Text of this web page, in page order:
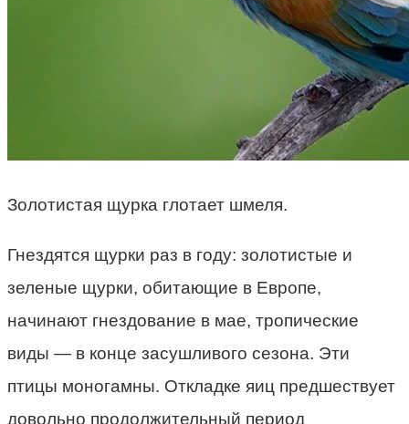
Золотистая щурка глотает шмеля.
Гнездятся щурки раз в году: золотистые и
зеленые щурки, обитающие в Европе,
начинают гнездование в мае, тропические
виды — в конце засушливого сезона. Эти
птицы моногамны. Откладке яиц предшествует
довольно продолжительный период